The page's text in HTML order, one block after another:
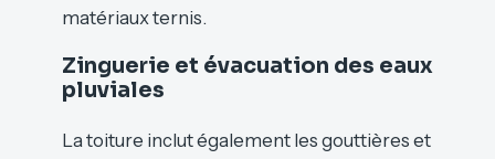
matériaux ternis.
Zinguerie et évacuation des eaux
pluviales
La toiture inclut également les gouttières et